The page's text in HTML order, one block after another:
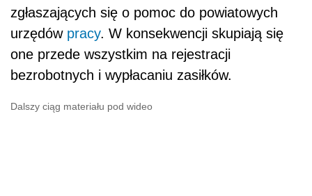
zgłaszających się o pomoc do powiatowych
urzędów pracy. W konsekwencji skupiają się
one przede wszystkim na rejestracji
bezrobotnych i wypłacaniu zasiłków.
Dalszy ciąg materiału pod wideo